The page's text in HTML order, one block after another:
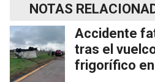
NOTAS
Accidente
tras el
frigorífico